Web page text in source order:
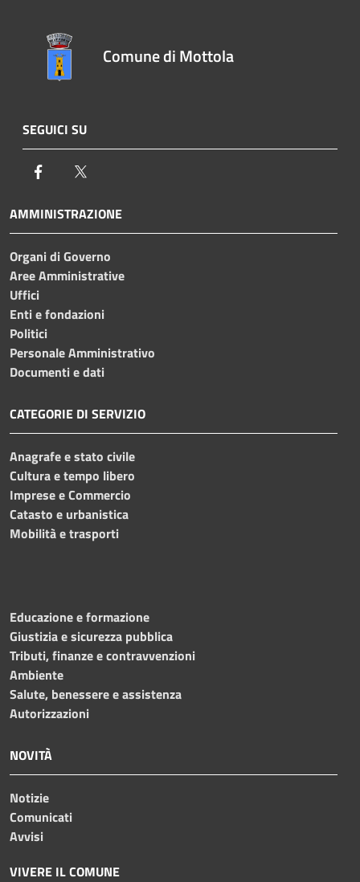
Comune di Mottola
SEGUICI SU
Facebook
AMMINISTRAZIONE
Organi di Governo
Aree Amministrative
Uffici
Enti e fondazioni
Politici
Personale Amministrativo
Documenti e dati
CATEGORIE DI SERVIZIO
Anagrafe e stato civile
Cultura e tempo libero
Imprese e Commercio
Catasto e urbanistica
Mobilità e trasporti
Educazione e formazione
Giustizia e sicurezza pubblica
Tributi, finanze e contravvenzioni
Ambiente
Salute, benessere e assistenza
Autorizzazioni
NOVITÀ
Notizie
Comunicati
Avvisi
VIVERE IL COMUNE